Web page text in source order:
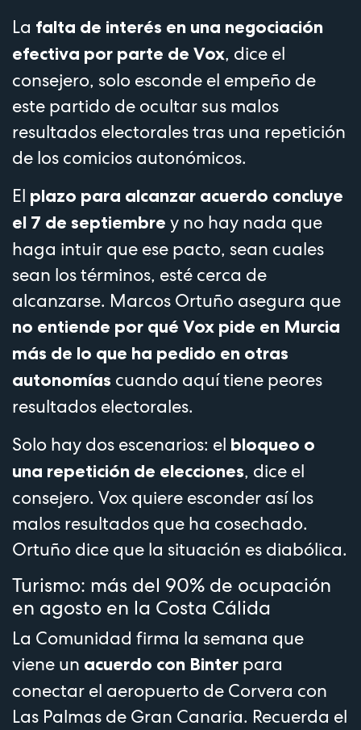
La falta de interés en una negociación
efectiva por parte de Vox, dice el
consejero, solo esconde el empeño de
este partido de ocultar sus malos
resultados electorales tras una repetición
de los comicios autonómicos.
El plazo para alcanzar acuerdo concluye
el 7 de septiembre y no hay nada que
haga intuir que ese pacto, sean cuales
sean los términos, esté cerca de
alcanzarse. Marcos Ortuño asegura que
no entiende por qué Vox pide en Murcia
más de lo que ha pedido en otras
autonomías cuando aquí tiene peores
resultados electorales.
Solo hay dos escenarios: el bloqueo o
una repetición de elecciones, dice el
consejero. Vox quiere esconder así los
malos resultados que ha cosechado.
Ortuño dice que la situación es diabólica.
Turismo: más del 90% de ocupación
en agosto en la Costa Cálida
La Comunidad firma la semana que
viene un acuerdo con Binter para
conectar el aeropuerto de Corvera con
Las Palmas de Gran Canaria. Recuerda el